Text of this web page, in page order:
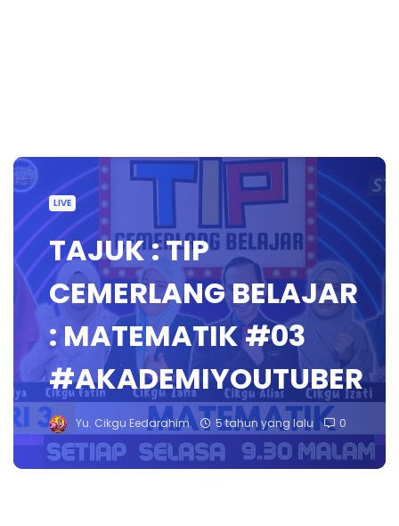
LIVE
TAJUK : TIP
CEMERLANG BELAJAR
: MATEMATIK #03
#AKADEMIYOUTUBER
Yu. Cikgu Eedarahim 5 tahun yang lalu 0